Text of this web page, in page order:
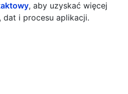
, aby uzyskać więcej
dat i procesu aplikacji.